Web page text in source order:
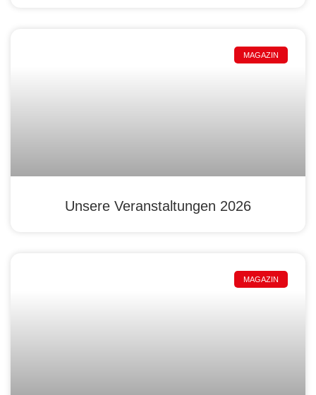
MAGAZIN
Unsere Veranstaltungen 2026
MAGAZIN